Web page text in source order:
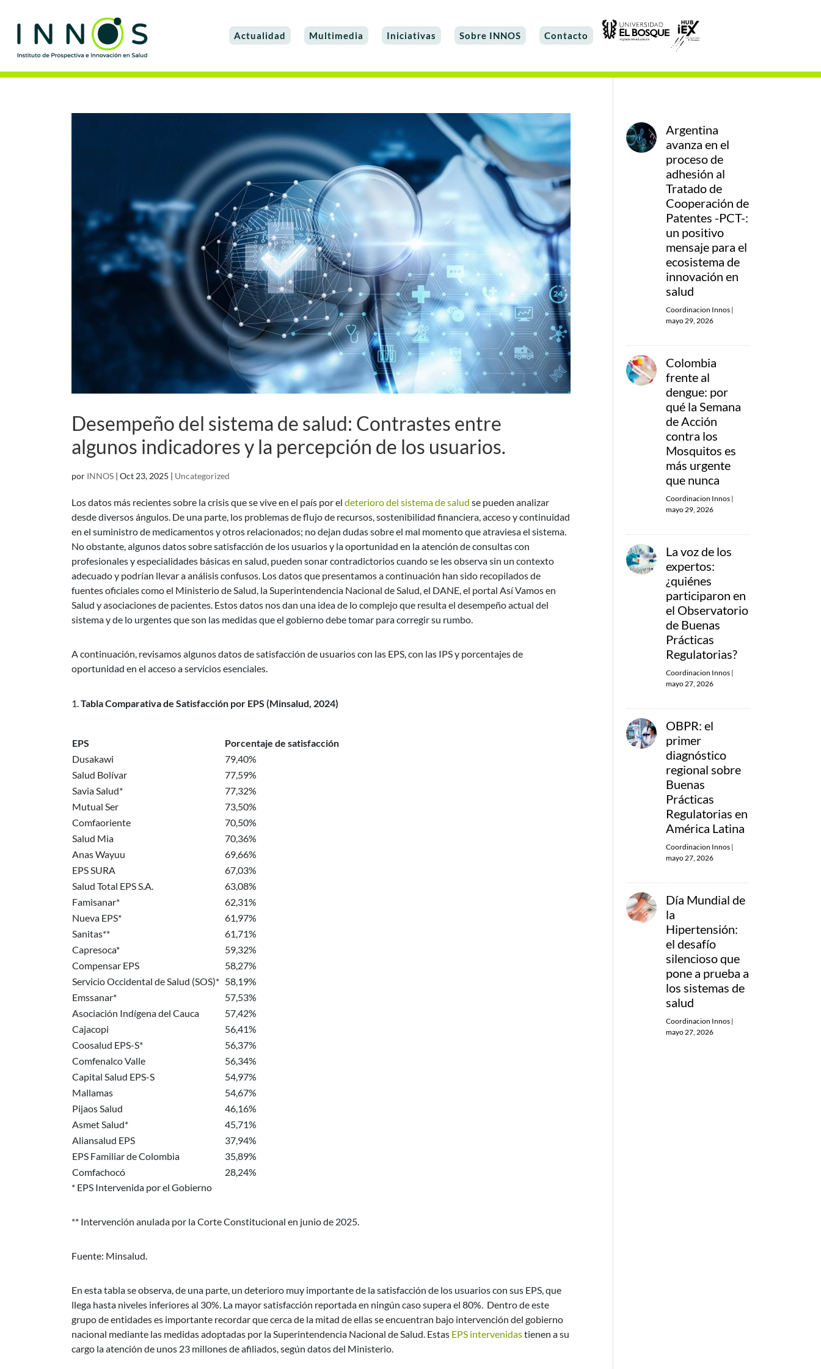
Actualidad Multimedia Iniciativas Sobre INNOS Contacto
Desempeño del sistema de salud: Contrastes entre
algunos indicadores y la percepción de los usuarios.
por INNOS | Oct 23, 2025 | Uncategorized
Los datos más recientes sobre la crisis que se vive en el país por el deterioro del sistema de salud se pueden analizar
desde diversos ángulos. De una parte, los problemas de flujo de recursos, sostenibilidad financiera, acceso y continuidad
en el suministro de medicamentos y otros relacionados; no dejan dudas sobre el mal momento que atraviesa el sistema.
No obstante, algunos datos sobre satisfacción de los usuarios y la oportunidad en la atención de consultas con
profesionales y especialidades básicas en salud, pueden sonar contradictorios cuando se les observa sin un contexto
adecuado y podrían llevar a análisis confusos. Los datos que presentamos a continuación han sido recopilados de
fuentes oficiales como el Ministerio de Salud, la Superintendencia Nacional de Salud, el DANE, el portal Así Vamos en
Salud y asociaciones de pacientes. Estos datos nos dan una idea de lo complejo que resulta el desempeño actual del
sistema y de lo urgentes que son las medidas que el gobierno debe tomar para corregir su rumbo.
A continuación, revisamos algunos datos de satisfacción de usuarios con las EPS, con las IPS y porcentajes de
oportunidad en el acceso a servicios esenciales.
Tabla Comparativa de Satisfacción por EPS (Minsalud, 2024)
EPS
Porcentaje de satisfacción
Dusakawi
79,40%
Salud Bolívar
77,59%
Savia Salud*
77,32%
Mutual Ser
73,50%
Comfaoriente
70,50%
Salud Mia
70,36%
Anas Wayuu
69,66%
EPS SURA
67,03%
Salud Total EPS S.A.
63,08%
Famisanar*
62,31%
Nueva EPS*
61,97%
Sanitas**
61,71%
Capresoca*
59,32%
Compensar EPS
58,27%
Servicio Occidental de Salud (SOS)* 58,19%
Emssanar*
57,53%
Asociación Indígena del Cauca
57,42%
Cajacopi
56,41%
Coosalud EPS-S*
56,37%
Comfenalco Valle
56,34%
Capital Salud EPS-S
54,97%
Mallamas
54,67%
Pijaos Salud
46,16%
Asmet Salud*
45,71%
Aliansalud EPS
37,94%
EPS Familiar de Colombia
35,89%
Comfachocó
28,24%
* EPS Intervenida por el Gobierno
** Intervención anulada por la Corte Constitucional en junio de 2025.
Fuente: Minsalud.
En esta tabla se observa, de una parte, un deterioro muy importante de la satisfacción de los usuarios con sus EPS, que
llega hasta niveles inferiores al 30%. La mayor satisfacción reportada en ningún caso supera el 80%. Dentro de este
grupo de entidades es importante recordar que cerca de la mitad de ellas se encuentran bajo intervención del gobierno
nacional mediante las medidas adoptadas por la Superintendencia Nacional de Salud. Estas EPS intervenidastienen a su
cargo la atención de unos 23 millones de afiliados, según datos del Ministerio.
Argentina
avanza en el
proceso de
adhesión al
Tratado de
Cooperación de
Patentes -PCT-:
un positivo
mensaje para el
ecosistema de
innovación en
salud
Coordinacion Innos |
mayo 29, 2026
Colombia
frente al
dengue: por
qué la Semana
de Acción
contra los
Mosquitos es
más urgente
que nunca
Coordinacion Innos |
mayo 29, 2026
La voz de los
expertos:
¿quiénes
participaron en
el Observatorio
de Buenas
Prácticas
Regulatorias?
Coordinacion Innos |
mayo 27, 2026
OBPR: el
primer
diagnóstico
regional sobre
Buenas
Prácticas
Regulatorias en
América Latina
Coordinacion Innos |
mayo 27, 2026
Día Mundial de
la
Hipertensión:
el desafío
silencioso que
pone a prueba a
los sistemas de
salud
Coordinacion Innos |
mayo 27, 2026